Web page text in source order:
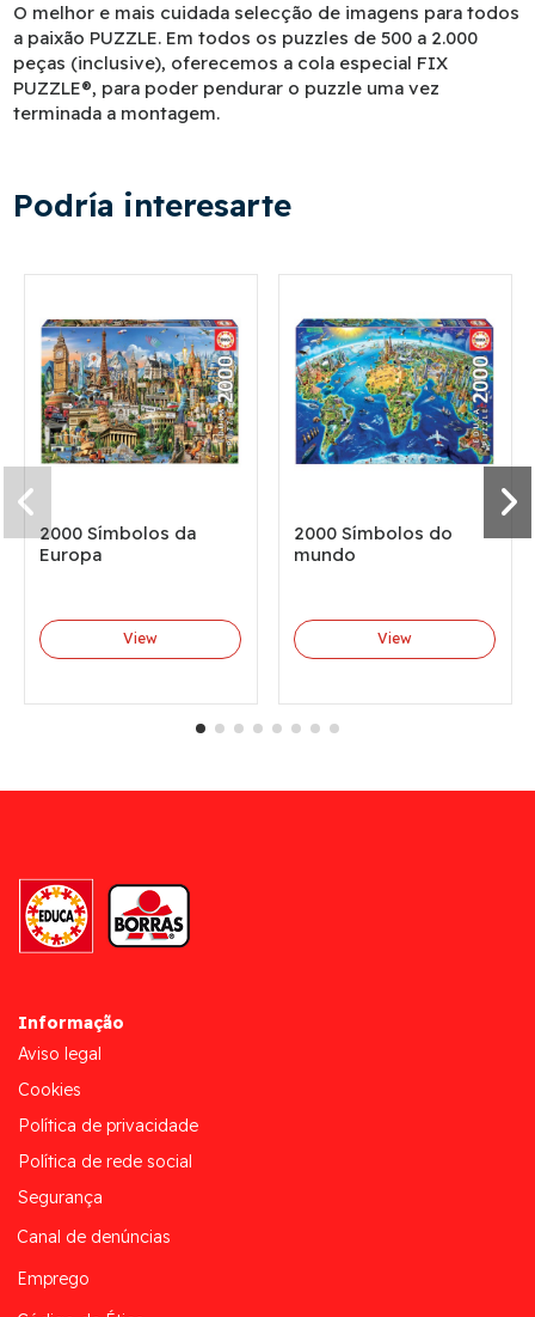
O melhor e mais cuidada selecção de imagens para todos
a paixão PUZZLE. Em todos os puzzles de 500 a 2.000
peças (inclusive), oferecemos a cola especial FIX
PUZZLE®, para poder pendurar o puzzle uma vez
terminada a montagem.
Podría interesarte
2000 Símbolos da
Europa
View
2000 Símbolos do
mundo
View
Informação
Aviso legal
Cookies
Política de privacidade
Política de rede social
Segurança
Canal de denúncias
Emprego